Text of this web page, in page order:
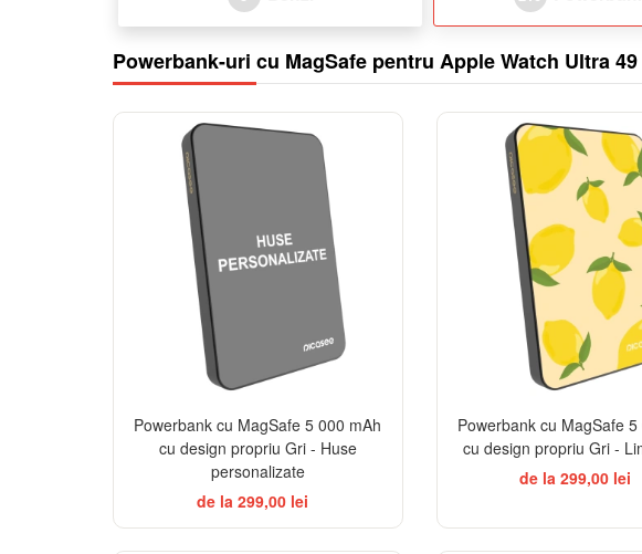
Powerbank-uri cu MagSafe pentru Apple Watch Ultra
Powerbank cu MagSafe 5 000 mAh
cu design propriu Gri - Huse
personalizate
de la 299,00 lei
Powerbank cu MagSafe
cu design propriu Gri -
de la 299,00 lei